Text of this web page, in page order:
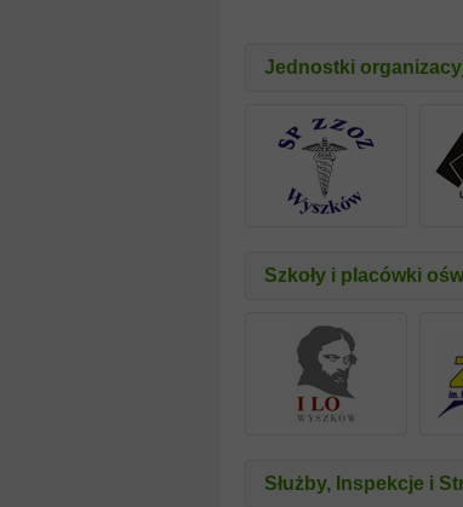
Jednostki
Szkoły i placówki
Służby, Inspekcje i